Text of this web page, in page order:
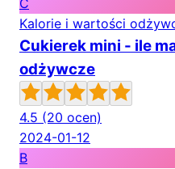
C
Kalorie i wartości
Cukierek mini - ile
odżywcze
4.5 (20 ocen)
2024-01-12
B